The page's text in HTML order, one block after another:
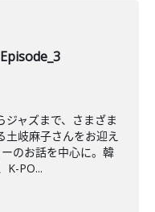
ャズまで、さまざま
土岐麻子さんをお迎え
のお話を中心に。韓
K-PO...